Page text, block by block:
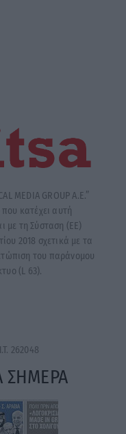
MEDIA GROUP A.E.”
κατέχει αυτή
με τη Σύσταση (ΕΕ)
2018 σχετικά με τα
του παράνομου
(L 63).
262048
ΣΗΜΕΡΑ